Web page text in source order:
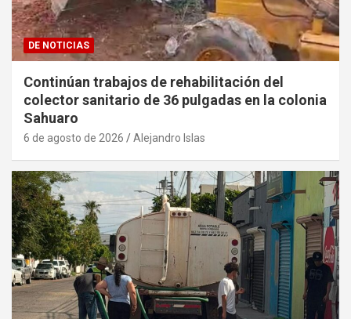
DE NOTICIAS
Continúan trabajos de rehabilitación del
colector sanitario de 36 pulgadas en la colonia
Sahuaro
6 de agosto de 2026 Alejandro Islas